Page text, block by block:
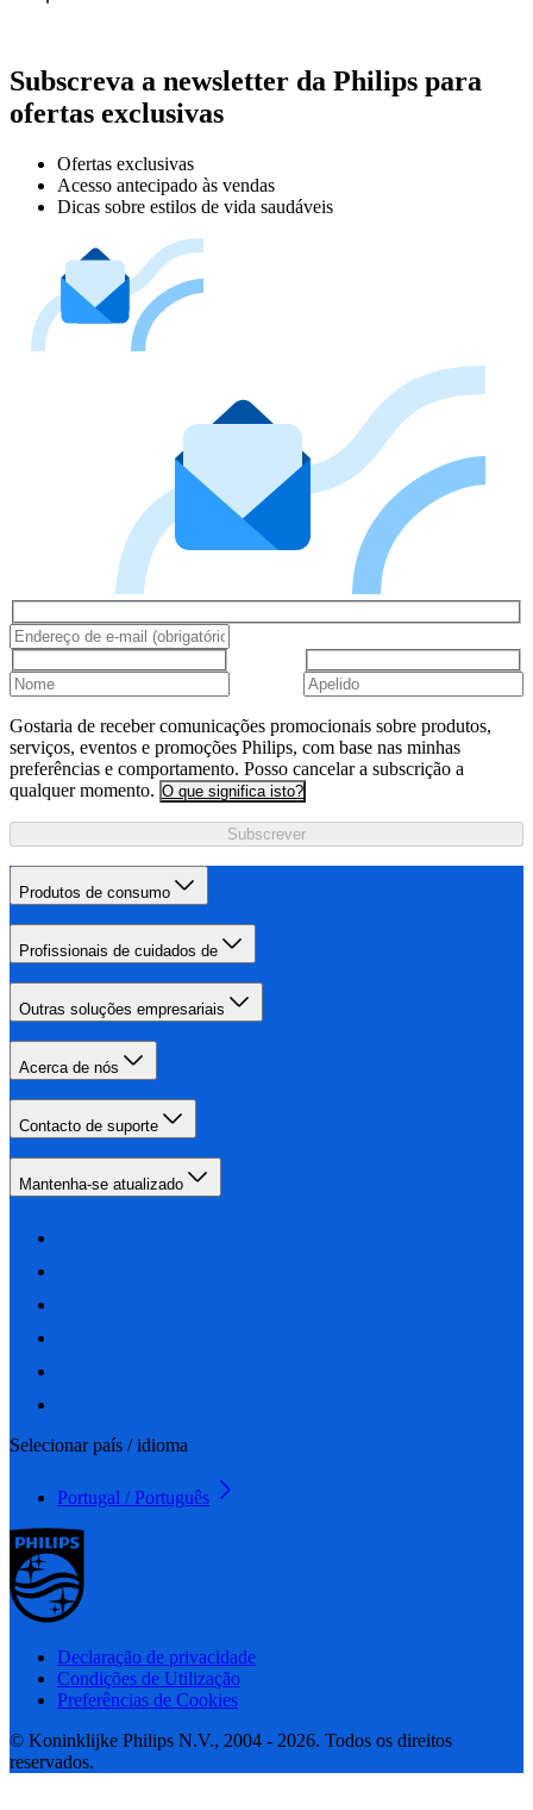
Subscreva a newsletter da Philips para
ofertas exclusivas
Ofertas exclusivas
Acesso antecipado às vendas
Dicas sobre estilos de vida saudáveis
Gostaria de receber comunicações promocionais sobre produtos,
serviços, eventos e promoções Philips, com base nas minhas
preferências e comportamento. Posso cancelar a subscrição a
qualquer momento. O que significa isto?
Subscrever
Produtos de consumo
Profissionais de cuidados de
Outras soluções empresariais
Acerca de nós
Contacto de suporte
Mantenha-se atualizado
Selecionar país / idioma
Portugal / Português
Declaração de privacidade
Condições de Utilização
Preferências de Cookies
© Koninklijke Philips N.V., 2004 - 2026. Todos os direitos
reservados.